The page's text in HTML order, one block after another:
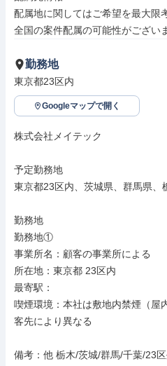
配属地に関してはご希望を最大限
全国の案件配属の可能性がござい
勤務地
東京都23区内
Googleマップで開く
株式会社メイテック
予定勤務地
東京都23区内、茨城県、群馬県、
勤務地
勤務地①
事業所名：顧客の事業所による
所在地：東京都 23区内
最寄駅：
喫煙環境：本社は敷地内禁煙（屋
客先により異なる
備考：他 栃木/茨城/群馬/千葉/23